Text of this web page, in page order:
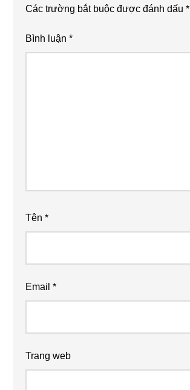
Các trường bắt buộc được đánh dấu*
Bình luận*
Tên*
Email*
Trang web